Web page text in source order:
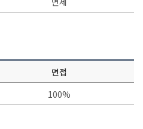
면접
100%